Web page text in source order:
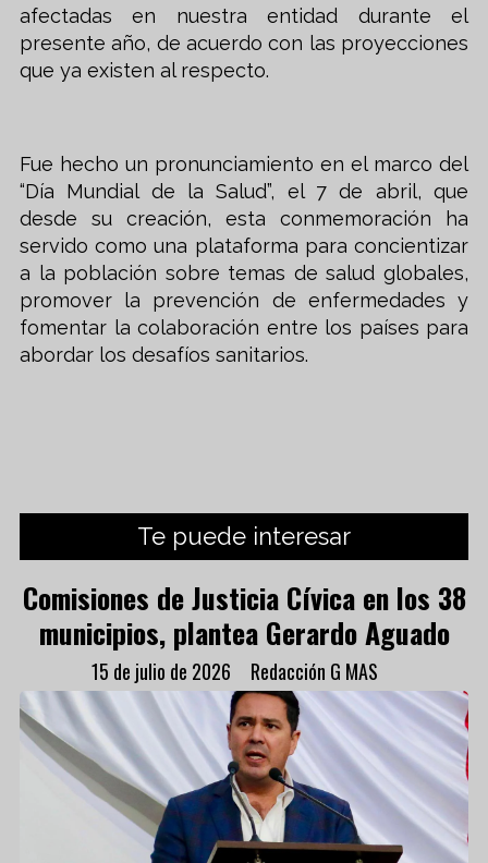
afectadas en nuestra entidad durante el
presente año, de acuerdo con las proyecciones
que ya existen al respecto.
Fue hecho un pronunciamiento en el marco del
“Día Mundial de la Salud”, el 7 de abril, que
desde su creación, esta conmemoración ha
servido como una plataforma para concientizar
a la población sobre temas de salud globales,
promover la prevención de enfermedades y
fomentar la colaboración entre los países para
abordar los desafíos sanitarios.
Te puede interesar
Comisiones de Justicia Cívica en los 38
municipios, plantea Gerardo Aguado
Redacción G MAS
15 de julio de 2026